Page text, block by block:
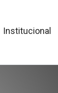
Institucional